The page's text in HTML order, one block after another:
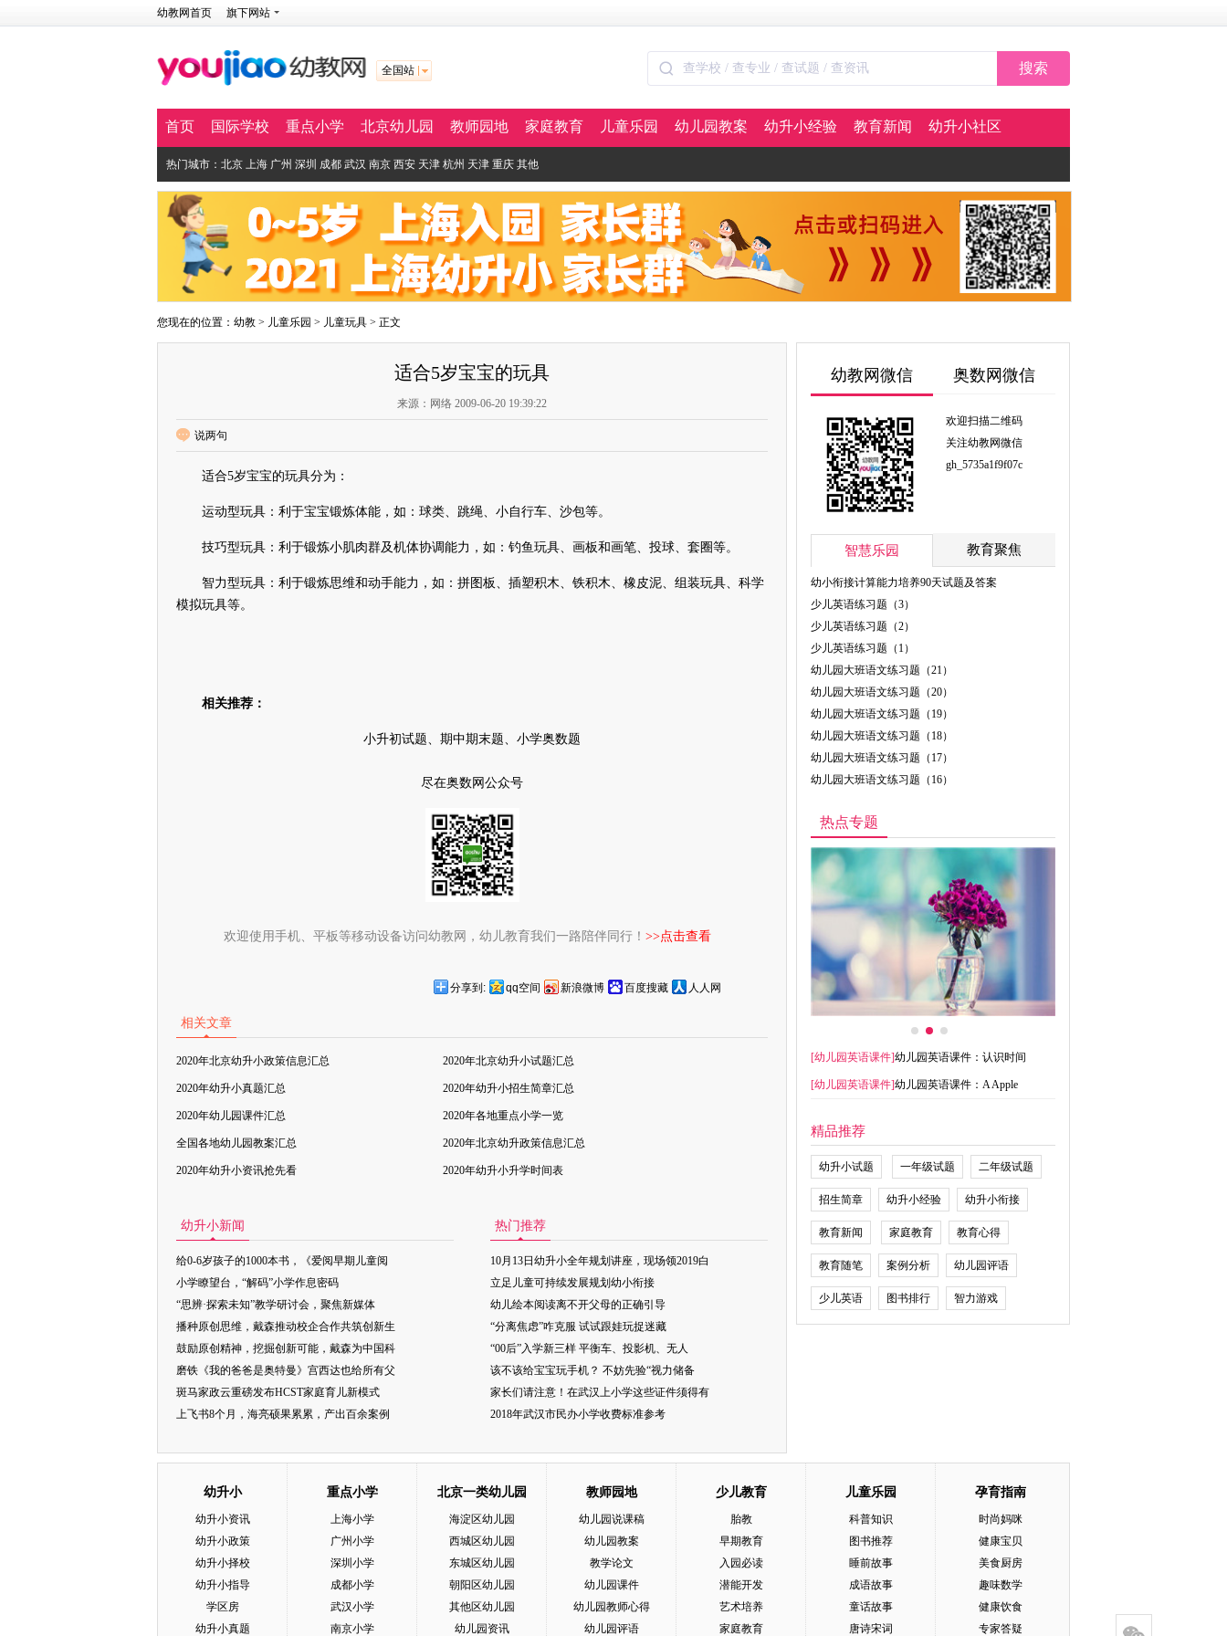
幼教网首页 旗下网站
全国站 搜索
首页 国际学校 重点小学 北京幼儿园 教师园地 家庭教育 儿童乐园 幼儿园教案 幼升小经验 教育新闻 幼升小社区
热门城市： 北京 上海 广州 深圳 成都 武汉 南京 西安 天津 杭州 天津 重庆 其他
您现在的位置： 幼教 > 儿童乐园 > 儿童玩具 > 正文
适合5岁宝宝的玩具
来源：网络 2009-06-20 19:39:22
说两句
适合5岁宝宝的玩具分为：
运动型玩具：利于宝宝锻炼体能，如：球类、跳绳、小自行车、沙包等。
技巧型玩具：利于锻炼小肌肉群及机体协调能力，如：钓鱼玩具、画板和画笔、投球、套圈等。
智力型玩具：利于锻炼思维和动手能力，如：拼图板、插塑积木、铁积木、橡皮泥、组装玩具、科学
模拟玩具等。
相关推荐：
小升初试题、期中期末题、小学奥数题
尽在奥数网公众号
欢迎使用手机、平板等移动设备访问幼教网，幼儿教育我们一路陪伴同行！ >>点击查看
分享到: qq空间 新浪微博 百度搜藏 人人网
相关文章
2020年北京幼升小政策信息汇总 2020年北京幼升小试题汇总
2020年幼升小真题汇总 2020年幼升小招生简章汇总
2020年幼儿园课件汇总 2020年各地重点小学一览
全国各地幼儿园教案汇总 2020年北京幼升政策信息汇总
2020年幼升小资讯抢先看 2020年幼升小升学时间表
幼升小新闻
给0-6岁孩子的1000本书，《爱阅早期儿童阅
小学瞭望台，“解码”小学作息密码
“思辨·探索未知”教学研讨会，聚焦新媒体
播种原创思维，戴森推动校企合作共筑创新生
鼓励原创精神，挖掘创新可能，戴森为中国科
磨铁《我的爸爸是奥特曼》宫西达也给所有父
斑马家政云重磅发布HCST家庭育儿新模式
上飞书8个月，海亮硕果累累，产出百余案例
热门推荐
10月13日幼升小全年规划讲座，现场领2019白
立足儿童可持续发展规划幼小衔接
幼儿绘本阅读离不开父母的正确引导
“分离焦虑”咋克服 试试跟娃玩捉迷藏
“00后”入学新三样 平衡车、投影机、无人
该不该给宝宝玩手机？ 不妨先验“视力储备
家长们请注意！在武汉上小学这些证件须得有
2018年武汉市民办小学收费标准参考
幼教网微信 奥数网微信
欢迎扫描二维码
关注幼教网微信
gh_5735a1f9f07c
智慧乐园 教育聚焦
幼小衔接计算能力培养90天试题及答案
少儿英语练习题（3）
少儿英语练习题（2）
少儿英语练习题（1）
幼儿园大班语文练习题（21）
幼儿园大班语文练习题（20）
幼儿园大班语文练习题（19）
幼儿园大班语文练习题（18）
幼儿园大班语文练习题（17）
幼儿园大班语文练习题（16）
热点专题
[幼儿园英语课件]幼儿园英语课件：认识时间
[幼儿园英语课件]幼儿园英语课件：A Apple
精品推荐
幼升小试题 一年级试题 二年级试题
招生简章 幼升小经验 幼升小衔接
教育新闻 家庭教育 教育心得
教育随笔 案例分析 幼儿园评语
少儿英语 图书排行 智力游戏
幼升小
幼升小资讯
幼升小政策
幼升小择校
幼升小指导
学区房
幼升小真题
重点小学
上海小学
广州小学
深圳小学
成都小学
武汉小学
南京小学
北京一类幼儿园
海淀区幼儿园
西城区幼儿园
东城区幼儿园
朝阳区幼儿园
其他区幼儿园
幼儿园资讯
教师园地
幼儿园说课稿
幼儿园教案
教学论文
幼儿园课件
幼儿园教师心得
幼儿园评语
少儿教育
胎教
早期教育
入园必读
潜能开发
艺术培养
家庭教育
儿童乐园
科普知识
图书推荐
睡前故事
成语故事
童话故事
唐诗宋词
孕育指南
时尚妈咪
健康宝贝
美食厨房
趣味数学
健康饮食
专家答疑